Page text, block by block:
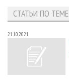
СТАТЬИ ПО ТЕМЕ
21.10.2021